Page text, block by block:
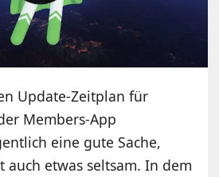
Update-Zeitplan für
Members-App
eine gute Sache,
auch etwas seltsam. In dem